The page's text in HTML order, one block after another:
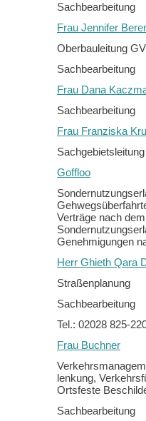
Sachbearbeitung
Frau Jennifer
Oberbauleitung
Sachbearbeitung
Frau Dana
Sachbearbeitung
Frau Franziska
Sachgebietsleitung
Goffloo
Verträge nach
Genehmigungen
Herr Ghieth Qara
Straßenplanung
Sachbearbeitung
Tel.: 02028 825-
Frau Buchner
lenkung,
Ortsfeste
Sachbearbeitung